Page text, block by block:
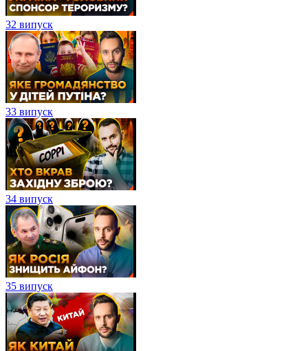
32 випуск
33 випуск
34 випуск
35 випуск